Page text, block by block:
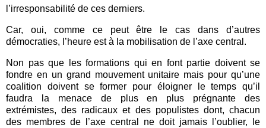
l’irresponsabilité de ces derniers.
Car, oui, comme ce peut être le cas dans d’autres
démocraties, l’heure est à la mobilisation de l’axe central.
Non pas que les formations qui en font partie doivent se
fondre en un grand mouvement unitaire mais pour qu’une
coalition doivent se former pour éloigner le temps qu’il
faudra la menace de plus en plus prégnante des
extrémistes, des radicaux et des populistes dont, chacun
des membres de l’axe central ne doit jamais l’oublier, le